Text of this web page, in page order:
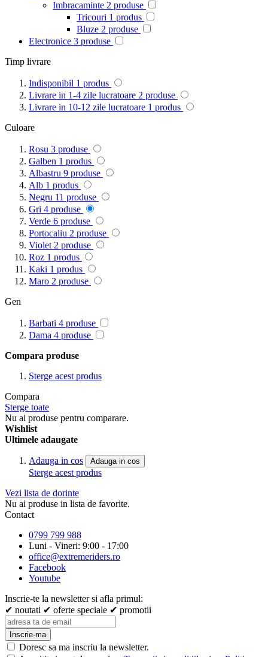
Imbracaminte 2 produse
Tricouri 1 produs
Bluze 2 produse
Electronice 3 produse
Timp livrare
Indisponibil 1 produs
Livrare in 1-4 zile lucratoare 2 produse
Livrare in 10-12 zile lucratoare 1 produs
Culoare
Rosu 3 produse
Galben 1 produs
Albastru 9 produse
Alb 1 produs
Negru 11 produse
Gri 4 produse
Verde 6 produse
Portocaliu 2 produse
Violet 2 produse
Roz 1 produs
Kaki 1 produs
Maro 2 produse
Gen
Barbati 4 produse
Dama 4 produse
Compara produse
Sterge acest produs
Compara
Sterge toate
Nu ai produse pentru comparare.
Wishlist
Ultimele adaugate
Adauga in cos Adauga in cos
Sterge acest produs
Vezi lista de dorinte
Nu ai produse in lista de favorite.
Contact
0799 799 988
Luni - Vineri: 9:00 - 17:00
office@extremeriders.ro
Facebook
Youtube
Inscrie-te la newsletter si afla primul:
✔ noutati ✔ oferte speciale ✔ promotii
Inscrie-ma
Doresc sa ma inscriu la newsletter.